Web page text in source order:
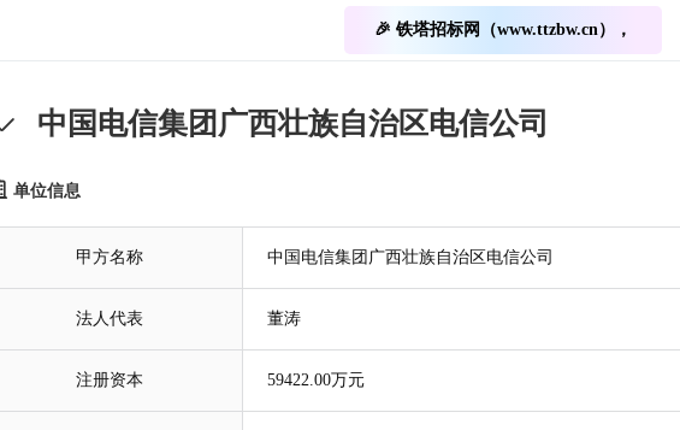
🎉 铁塔招标网（www.ttzbw.cn），
中国电信集团广西壮族自治区电信公司
单位信息
甲方名称 中国电信集团广西壮族自治区电信公司
法人代表 董涛
注册资本 59422.00万元